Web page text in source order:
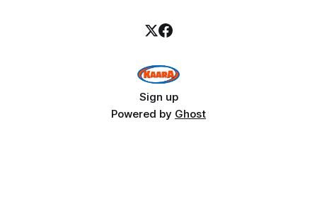
Sign up
Powered by Ghost